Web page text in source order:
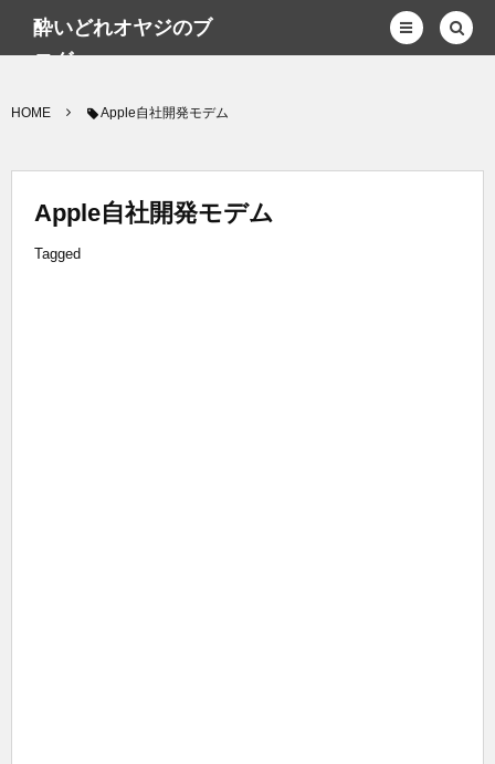
酔いどれオヤジのブ
ログwp
HOME Apple自社開発モデム
Apple自社開発モデム
Tagged